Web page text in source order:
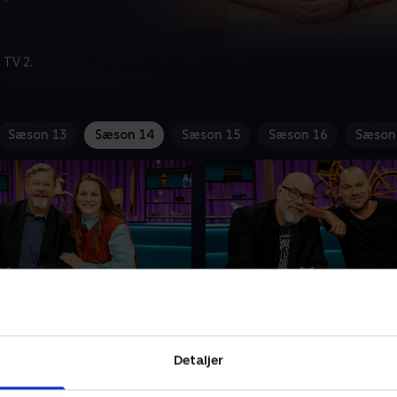
Detaljer
2.
Sæson 13 Sæson 14 Sæson 15 Sæson 16
Louisa Lorang og Bo
hvad er den værd? Det skal